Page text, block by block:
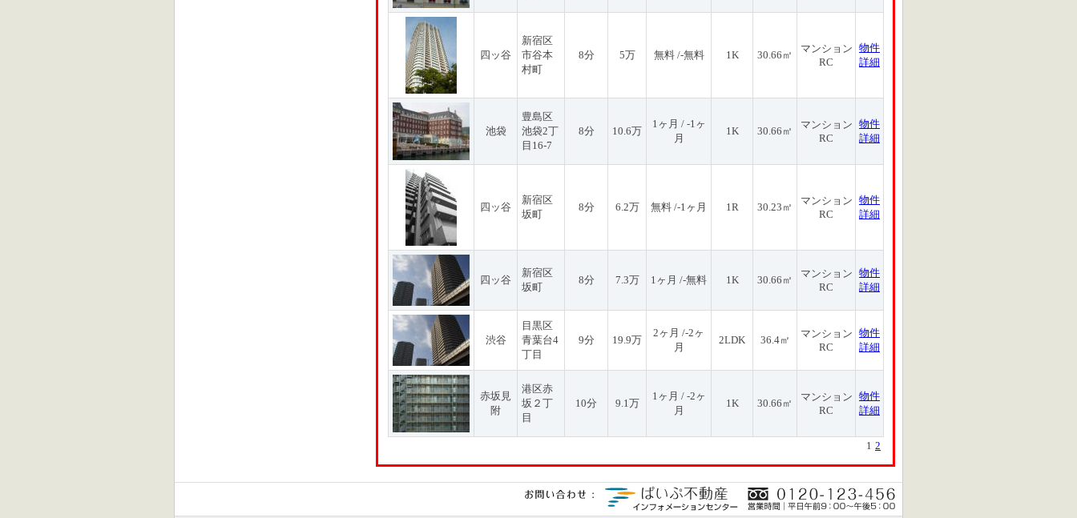
四ッ谷
新宿区
市谷本
村町
8分 5万 無料 /-無料 1K 30.66㎡
マンション
RC
物件
詳細
池袋
豊島区
池袋2丁
目16-7
8分 10.6万
1ヶ月 / -1ヶ
月
1K 30.66㎡
マンション
RC
物件
詳細
四ッ谷
新宿区
坂町
8分 6.2万 無料 /-1ヶ月 1R 30.23㎡
マンション
RC
物件
詳細
四ッ谷
新宿区
坂町
8分 7.3万 1ヶ月 /-無料 1K 30.66㎡
マンション
RC
物件
詳細
渋谷
目黒区
青葉台4
丁目
9分 19.9万
2ヶ月 /-2ヶ
月
2LDK 36.4㎡
マンション
RC
物件
詳細
赤坂見
附
港区赤
坂２丁
目
10分 9.1万
1ヶ月 / -2ヶ
月
1K 30.66㎡
マンション
RC
物件
詳細
1 2